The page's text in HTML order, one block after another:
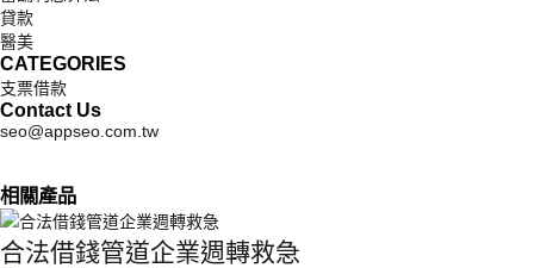
貸款
醫美
CATEGORIES
支票借款
Contact Us
seo@appseo.com.tw
相關產品
合法借錢管道企業週轉救急